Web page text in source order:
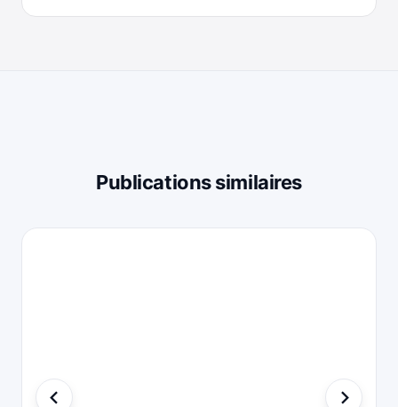
Publications similaires